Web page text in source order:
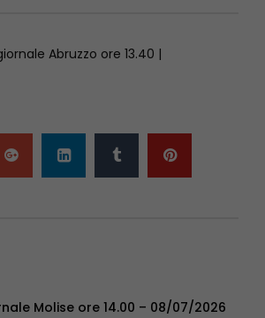
Abruzzo ore 13.40 |
Molise ore 14.00 – 08/07/2026